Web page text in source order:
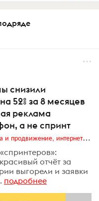
снизили
52% за 8 месяцев
реклама
а не спринт
Digital (web-дизайн, интернет-реклама и продвижение, интернет-сообщества и блоги, интернет-коммуникации, мобильный маркетинг, реклама на цифровых экранах)
отчёт за
выгорели и заявки
подробнее